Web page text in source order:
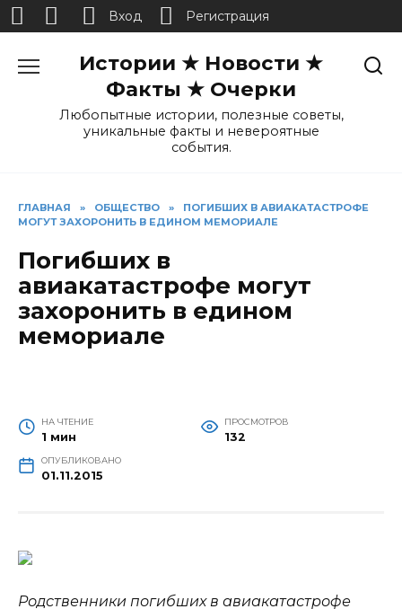
Истории ★ Новости ★
Факты ★ Очерки
Любопытные истории, полезные советы,
уникальные факты и невероятные
события.
ГЛАВНАЯ » ОБЩЕСТВО »
ПОГИБШИХ В АВИАКАТАСТРОФЕ
МОГУТ ЗАХОРОНИТЬ В ЕДИНОМ МЕМОРИАЛЕ
Погибших в
авиакатастрофе могут
захоронить в едином
мемориале
НА ЧТЕНИЕ
1 мин
ПРОСМОТРОВ
132
ОПУБЛИКОВАНО
01.11.2015
Родственники погибших в авиакатастрофе
Вход Регистрация